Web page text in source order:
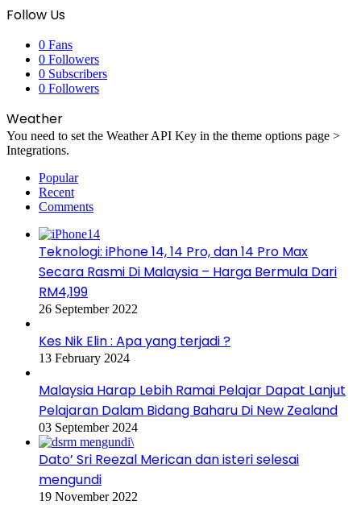
Follow Us
0 Fans
0 Followers
0 Subscribers
0 Followers
Weather
You need to set the Weather API Key in the theme options page >
Integrations.
Popular
Recent
Comments
Teknologi: iPhone 14, 14 Pro, dan 14 Pro Max
Secara Rasmi Di Malaysia – Harga Bermula Dari
RM4,199
26 September 2022
Kes Nik Elin : Apa yang terjadi ?
13 February 2024
Malaysia Harap Lebih Ramai Pelajar Dapat Lanjut
Pelajaran Dalam Bidang Baharu Di New Zealand
03 September 2024
Dato’ Sri Reezal Merican dan isteri selesai
mengundi
19 November 2022